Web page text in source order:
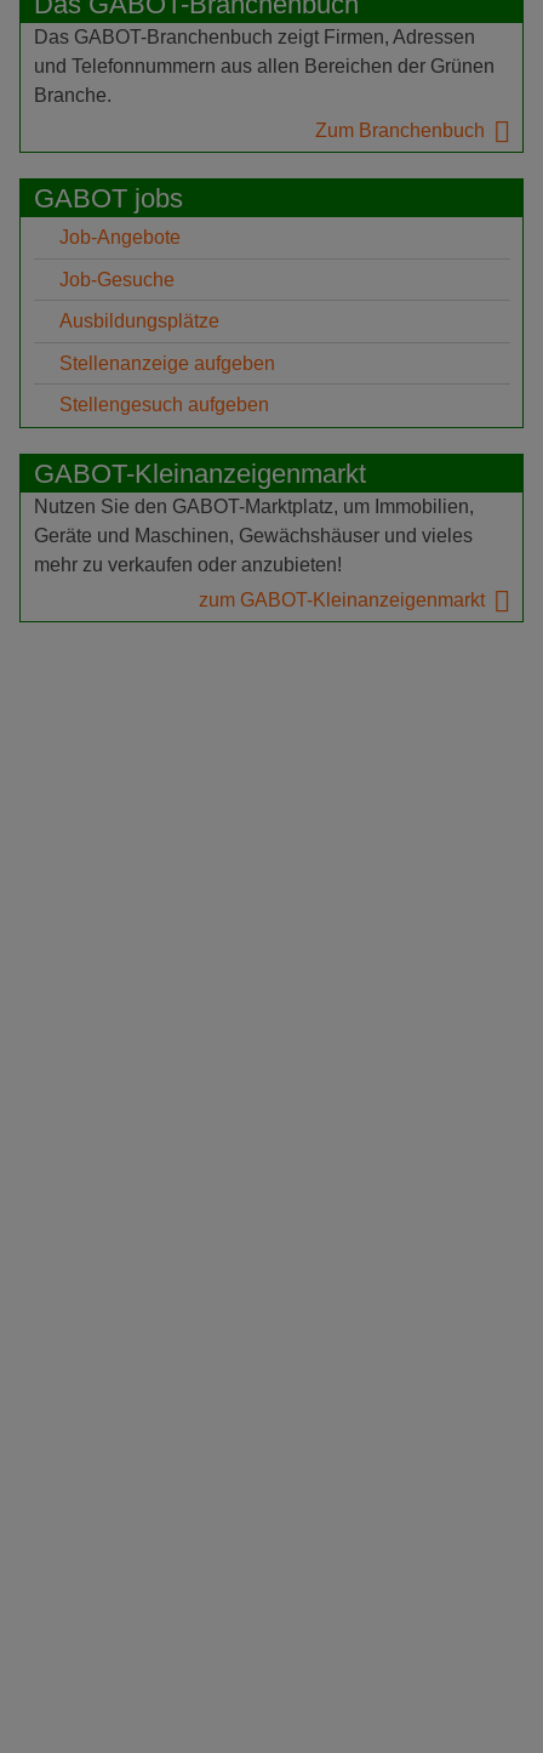
Das GABOT-Branchenbuch zeigt Firmen, Adressen
und Telefonnummern aus allen Bereichen der Grünen
Branche.
Zum Branchenbuch
GABOT jobs
Job-Angebote
Job-Gesuche
Ausbildungsplätze
Stellenanzeige aufgeben
Stellengesuch aufgeben
GABOT-Kleinanzeigenmarkt
Nutzen Sie den GABOT-Marktplatz, um Immobilien,
Geräte und Maschinen, Gewächshäuser und vieles
mehr zu verkaufen oder anzubieten!
zum GABOT-Kleinanzeigenmarkt